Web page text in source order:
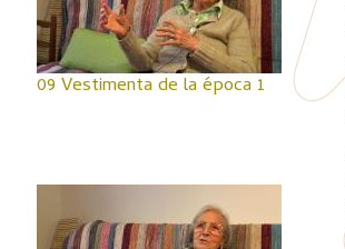
09 Vestimenta de la época 1